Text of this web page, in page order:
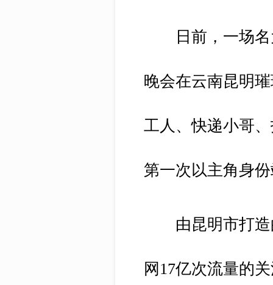
日前，一场名
晚会在云南昆明
工人、快递小哥
第一次以主角身
由昆明市打造
网17亿次流量的